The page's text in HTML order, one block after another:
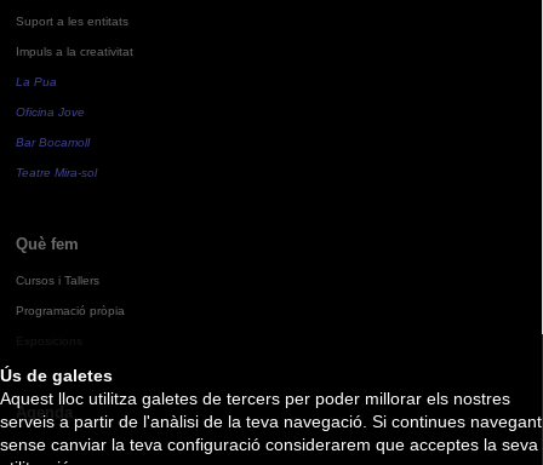
Ús de galetes
Aquest lloc utilitza galetes de tercers per poder millorar els nostres
serveis a partir de l'anàlisi de la teva navegació. Si continues navegant
sense canviar la teva configuració considerarem que acceptes la seva
Suport a les entitats
Impuls a la creativitat
La Pua
Oficina Jove
Bar Bocamoll
Teatre Mira-sol
Què fem
Cursos i Tallers
Programació pròpia
Agenda